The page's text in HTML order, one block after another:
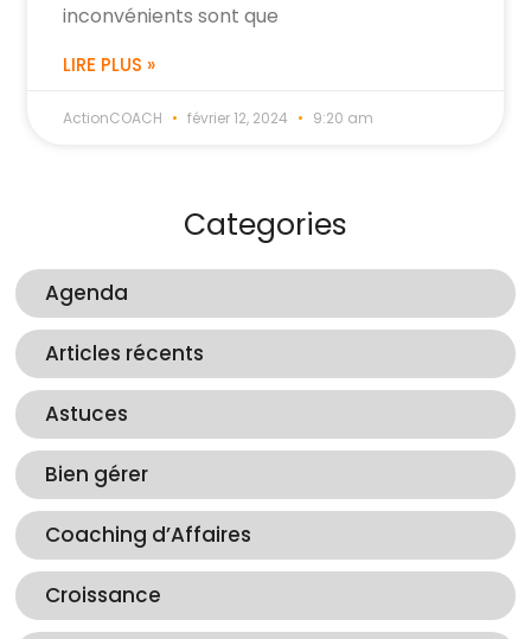
inconvénients sont que
LIRE PLUS »
ActionCOACH février 12, 2024 9:20 am
Categories
Agenda
Articles récents
Astuces
Bien gérer
Coaching d’Affaires
Croissance